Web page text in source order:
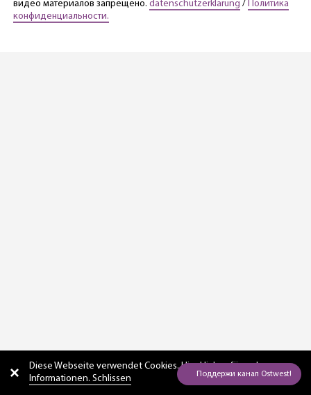
видео материалов запрещено. datenschutzerklärung / Политика
конфиденциальности.
Diese Webseite verwendet Cookies. Hierklicken für mehr
Informationen. Schlissen